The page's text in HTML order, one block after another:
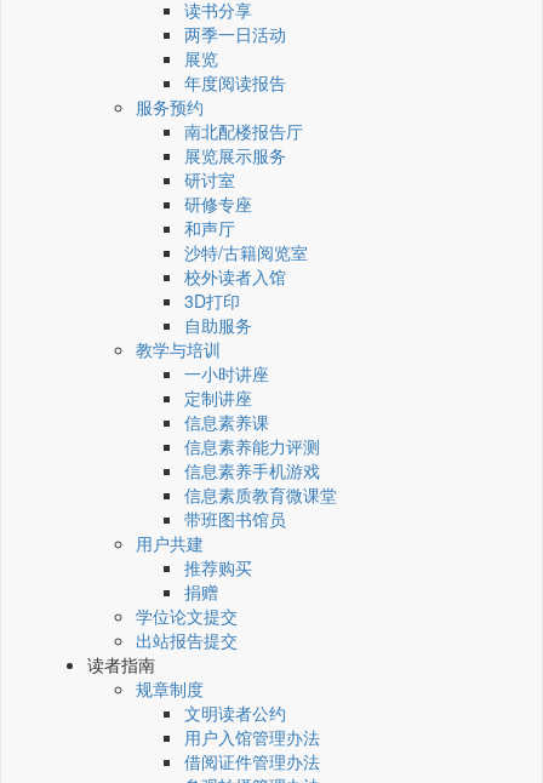
读书分享
两季一日活动
展览
年度阅读报告
服务预约
南北配楼报告厅
展览展示服务
研讨室
研修专座
和声厅
沙特/古籍阅览室
校外读者入馆
3D打印
自助服务
教学与培训
一小时讲座
定制讲座
信息素养课
信息素养能力评测
信息素养手机游戏
信息素质教育微课堂
带班图书馆员
用户共建
推荐购买
捐赠
学位论文提交
出站报告提交
读者指南
规章制度
文明读者公约
用户入馆管理办法
借阅证件管理办法